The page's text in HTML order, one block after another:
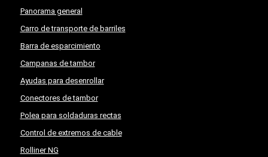
Panorama general
Carro de transporte de barriles
Barra de esparcimiento
Campanas de tambor
Ayudas para desenrollar
Conectores de tambor
Polea para soldaduras rectas
Control de extremos de cable
Rolliner NG